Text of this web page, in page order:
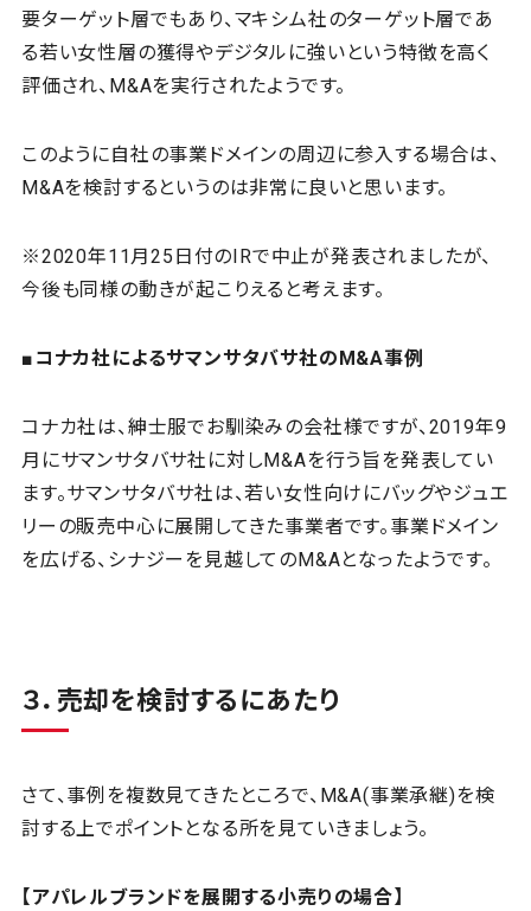
要ターゲット層でもあり、マキシム社のターゲット層であ
る若い女性層の獲得やデジタルに強いという特徴を高く
評価され、M&Aを実行されたようです。
このように自社の事業ドメインの周辺に参入する場合は、
M&Aを検討するというのは非常に良いと思います。
※2020年11月25日付のIRで中止が発表されましたが、
今後も同様の動きが起こりえると考えます。
■コナカ社によるサマンサタバサ社のM&A事例
コナカ社は、紳士服でお馴染みの会社様ですが、2019年9
月にサマンサタバサ社に対しM&Aを行う旨を発表してい
ます。サマンサタバサ社は、若い女性向けにバッグやジュエ
リーの販売中心に展開してきた事業者です。事業ドメイン
を広げる、シナジーを見越してのM&Aとなったようです。
３．売却を検討するにあたり
さて、事例を複数見てきたところで、M&A(事業承継)を検
討する上でポイントとなる所を見ていきましょう。
【アパレルブランドを展開する小売りの場合】